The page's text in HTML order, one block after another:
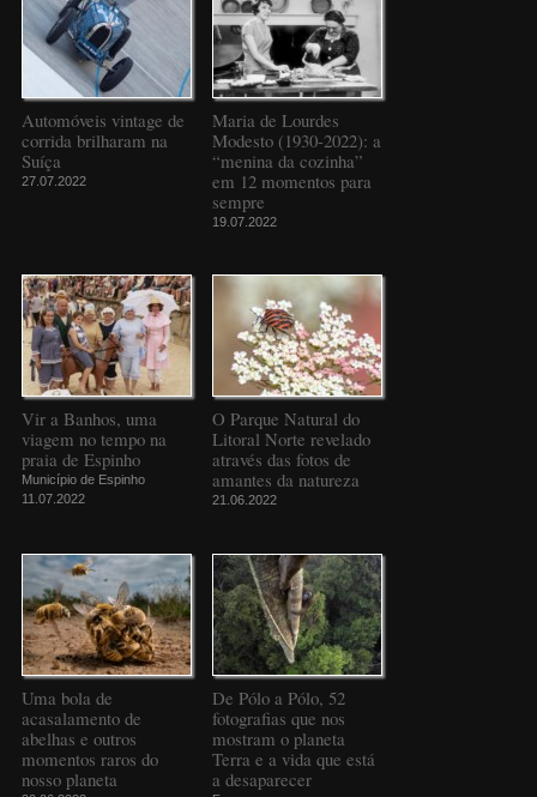
Automóveis vintage de
corrida brilharam na
Suíça
27.07.2022
Maria de Lourdes
Modesto (1930-2022): a
“menina da cozinha”
em 12 momentos para
sempre
19.07.2022
Vir a Banhos, uma
viagem no tempo na
praia de Espinho
Município de Espinho
11.07.2022
O Parque Natural do
Litoral Norte revelado
através das fotos de
amantes da natureza
21.06.2022
Uma bola de
acasalamento de
abelhas e outros
momentos raros do
nosso planeta
De Pólo a Pólo, 52
fotografias que nos
mostram o planeta
Terra e a vida que está
a desaparecer